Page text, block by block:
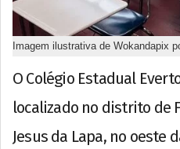
Imagem ilustrativa de Wokandapix
O Colégio Estadual
localizado no distrito de
Jesus da Lapa, no oeste